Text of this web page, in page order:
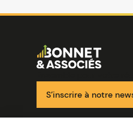
Image
S’inscrire à notre